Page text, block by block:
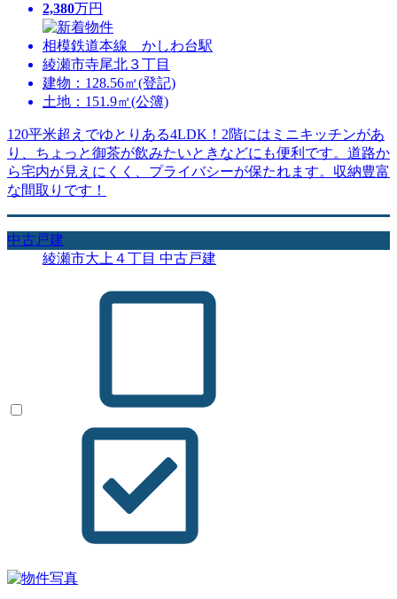
2,380万円
相模鉄道本線 かしわ台駅
綾瀬市寺尾北３丁目
建物：128.56㎡(登記)
土地：151.9㎡(公簿)
120平米超えでゆとりある4LDK！2階にはミニキッチンがあ
り、ちょっと御茶が飲みたいときなどにも便利です。道路か
ら宅内が見えにくく、プライバシーが保たれます。収納豊富
な間取りです！
中古戸建
綾瀬市大上４丁目 中古戸建